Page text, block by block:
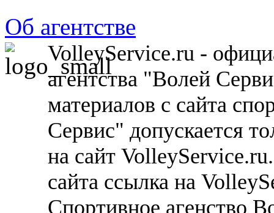
Об агентстве
VolleyService.ru -
агентства "Волей
материалов с сайта
Сервис" допускается
на сайт
сайта ссылка на
Спортивное агенство